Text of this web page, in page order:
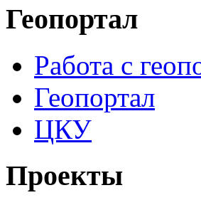
Геопортал
Работа с
Геопортал
ЦКУ
Проекты